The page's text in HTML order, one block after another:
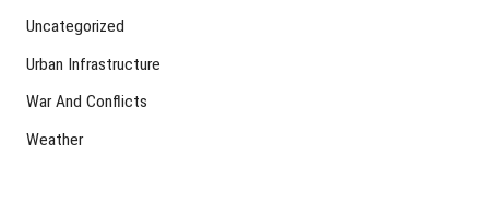
Uncategorized
Urban Infrastructure
War And Conflicts
Weather